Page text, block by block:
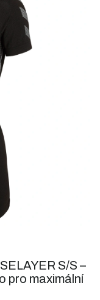
S/S –
pro maximální